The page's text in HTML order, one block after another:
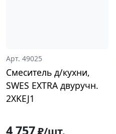
Арт. 49025
Смеситель д/кухни,
SWES EXTRA двуручн.
2XKEJ1
4 757₽/шт.